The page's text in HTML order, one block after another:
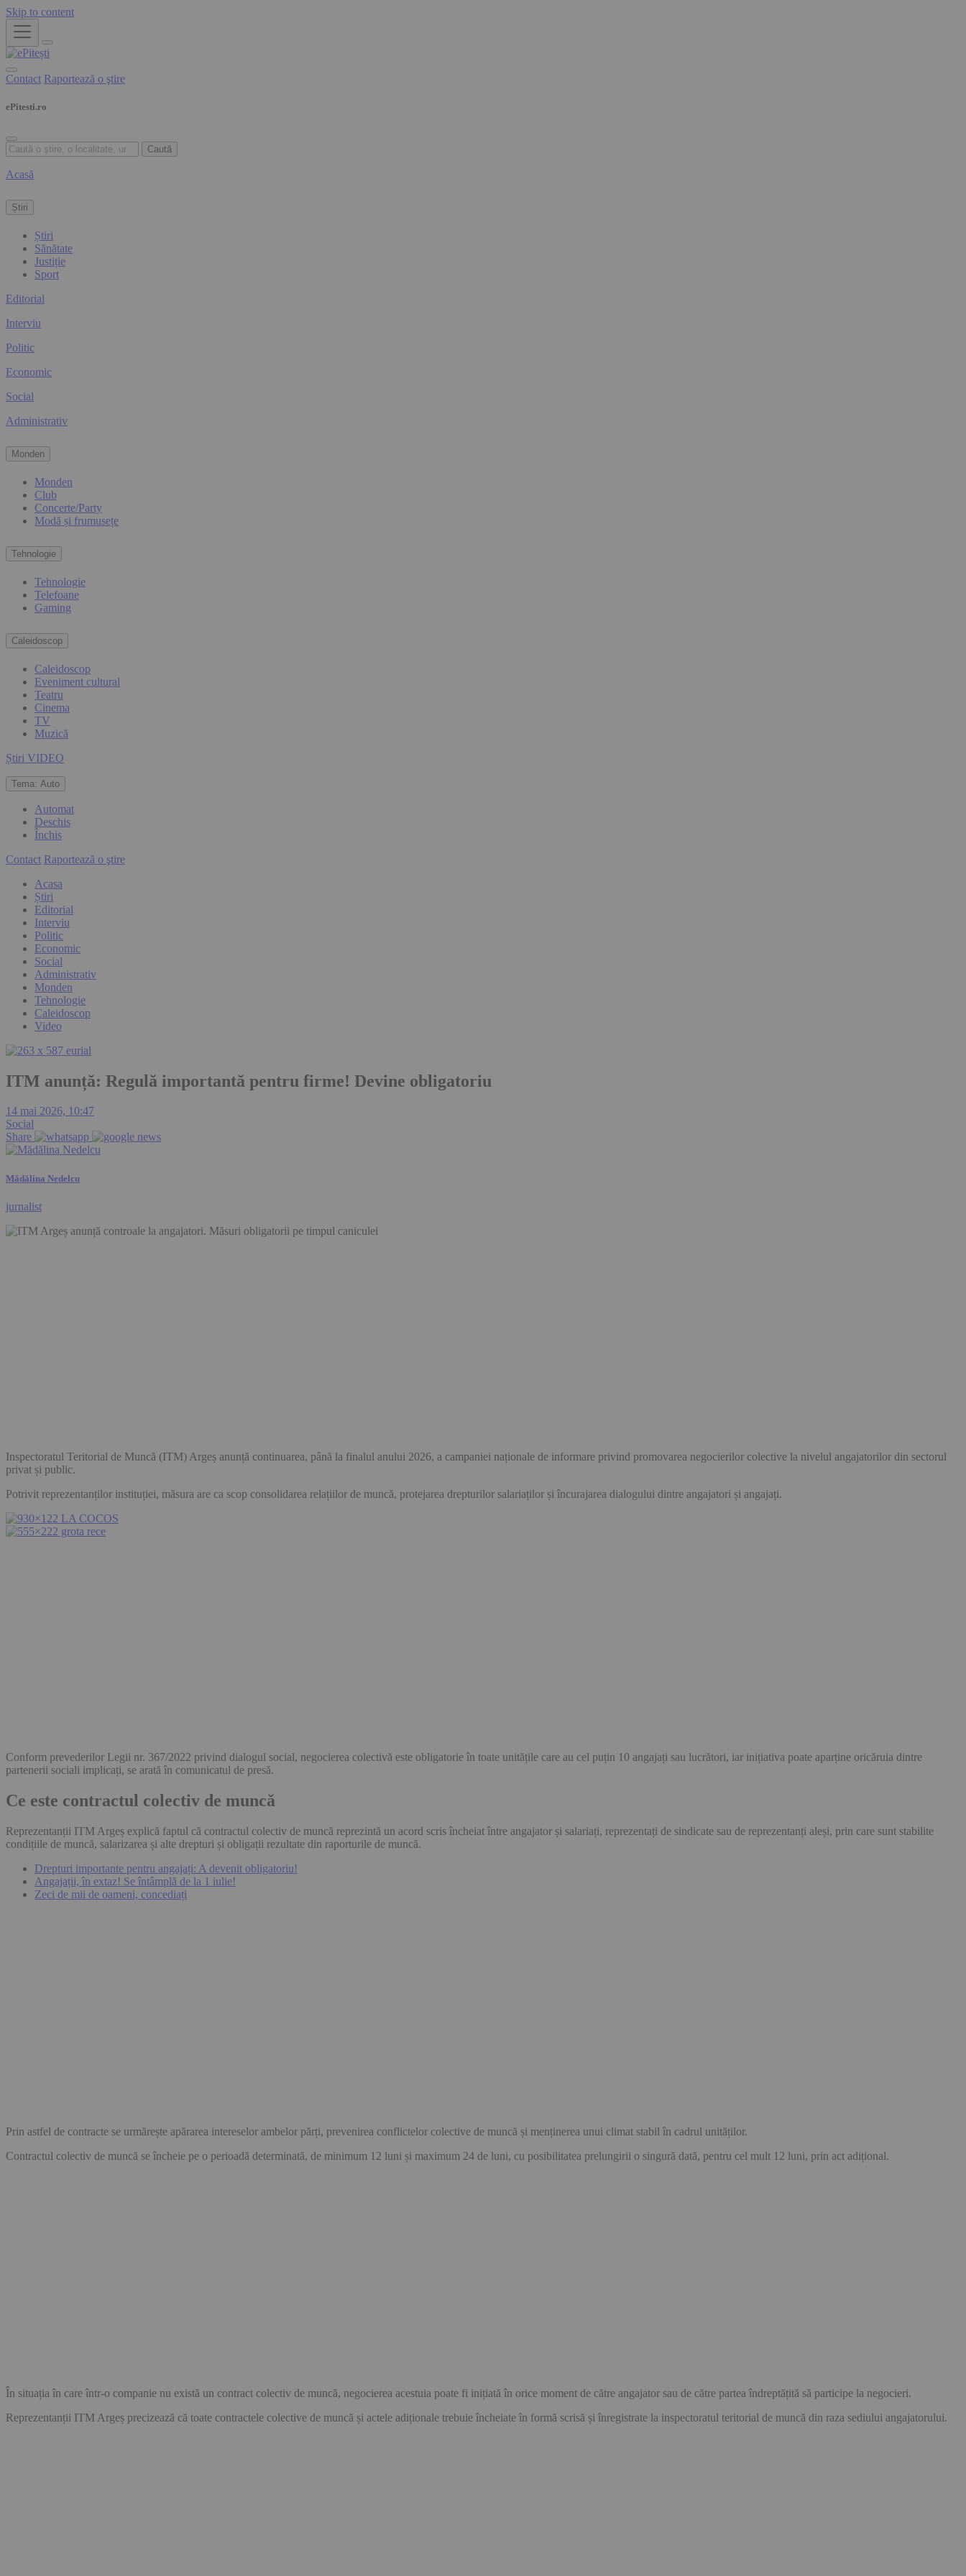
Skip to content
Contact Raportează o ştire
ePitesti.ro
Caută
Acasă
Știri
Știri
Sănătate
Justiție
Sport
Editorial
Interviu
Politic
Economic
Social
Administrativ
Monden
Monden
Club
Concerte/Party
Modă și frumusețe
Tehnologie
Tehnologie
Telefoane
Gaming
Caleidoscop
Caleidoscop
Eveniment cultural
Teatru
Cinema
TV
Muzică
Știri VIDEO
Tema: Auto
Automat
Deschis
Închis
Contact Raportează o ştire
Acasa
Știri
Editorial
Interviu
Politic
Economic
Social
Administrativ
Monden
Tehnologie
Caleidoscop
Video
ITM anunță: Regulă importantă pentru firme! Devine obligatoriu
14 mai 2026, 10:47
Social
Share
Mădălina Nedelcu
jurnalist
Inspectoratul Teritorial de Muncă (ITM) Argeș anunță continuarea, până la finalul anului 2026, a campaniei naționale de informare privind promovarea negocierilor colective la nivelul angajatorilor din sectorul
privat și public.
Potrivit reprezentanților instituției, măsura are ca scop consolidarea relațiilor de muncă, protejarea drepturilor salariaților și încurajarea dialogului dintre angajatori și angajați.
Conform prevederilor Legii nr. 367/2022 privind dialogul social, negocierea colectivă este obligatorie în toate unitățile care au cel puțin 10 angajați sau lucrători, iar inițiativa poate aparține oricăruia dintre
partenerii sociali implicați, se arată în comunicatul de presă.
Ce este contractul colectiv de muncă
Reprezentanții ITM Argeș explică faptul că contractul colectiv de muncă reprezintă un acord scris încheiat între angajator și salariați, reprezentați de sindicate sau de reprezentanți aleși, prin care sunt stabilite
condițiile de muncă, salarizarea și alte drepturi și obligații rezultate din raporturile de muncă.
Drepturi importante pentru angajați: A devenit obligatoriu!
Angajații, în extaz! Se întâmplă de la 1 iulie!
Zeci de mii de oameni, concediați
Prin astfel de contracte se urmărește apărarea intereselor ambelor părți, prevenirea conflictelor colective de muncă și menținerea unui climat stabil în cadrul unităților.
Contractul colectiv de muncă se încheie pe o perioadă determinată, de minimum 12 luni și maximum 24 de luni, cu posibilitatea prelungirii o singură dată, pentru cel mult 12 luni, prin act adițional.
În situația în care într-o companie nu există un contract colectiv de muncă, negocierea acestuia poate fi inițiată în orice moment de către angajator sau de către partea îndreptățită să participe la negocieri.
Reprezentanții ITM Argeș precizează că toate contractele colective de muncă și actele adiționale trebuie încheiate în formă scrisă și înregistrate la inspectoratul teritorial de muncă din raza sediului angajatorului.